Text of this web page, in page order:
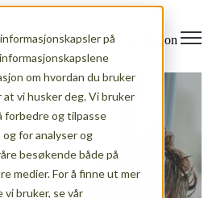
på
om hvordan du bruker
vi husker deg. Vi bruker
forbedre og tilpasse
for analyser og
besøkende både på
medier. For å finne ut mer
vi bruker, se vår
Open main navigation